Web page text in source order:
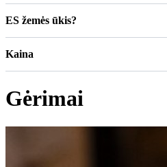
ES žemės ūkis?
Kaina
Gėrimai